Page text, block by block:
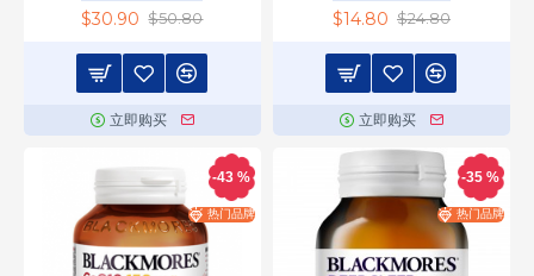
$30.90 $50.80
立即购买
$14.80 $24.80
立即购买
热门品牌
-43 %
热门品牌
-35 %